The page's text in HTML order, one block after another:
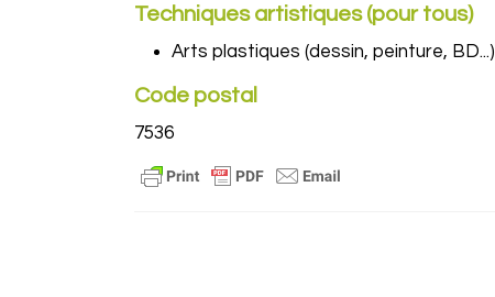
Techniques artistiques (pour tous)
Arts plastiques (dessin, peinture, BD...)
Code postal
7536